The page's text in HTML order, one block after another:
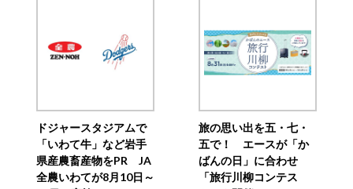
ドジャースタジアムで
「いわて牛」など岩手
県産農畜産物をPR JA
全農いわてが8月10日～
旅の思い出を五・七・
五で！ エースが「か
ばんの日」に合わせ
「旅行川柳コンテス